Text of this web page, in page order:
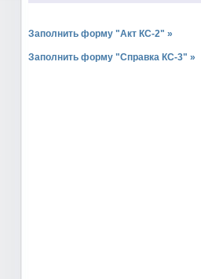
Заполнить форму "Акт КС-2" »
Заполнить форму "Справка КС-3" »